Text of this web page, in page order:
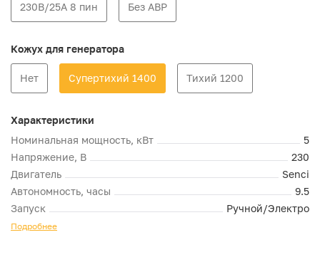
230В/25А 8 пин Без АВР
Кожух для генератора
Нет Супертихий 1400 Тихий 1200
Характеристики
Номинальная мощность, кВт
5
Напряжение, В
230
Двигатель
Senci
Автономность, часы
9.5
Запуск
Ручной/Электро
Подробнее